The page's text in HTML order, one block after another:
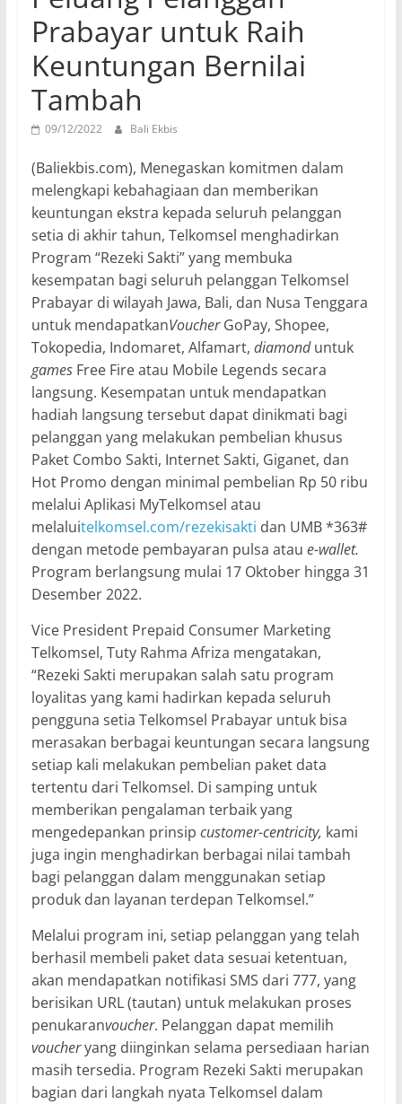
Prabayar untuk Raih
Keuntungan Bernilai
Tambah
09/12/2022 Bali Ekbis
(Baliekbis.com), Menegaskan komitmen dalam
melengkapi kebahagiaan dan memberikan
keuntungan ekstra kepada seluruh pelanggan
setia di akhir tahun, Telkomsel menghadirkan
Program “Rezeki Sakti” yang membuka
kesempatan bagi seluruh pelanggan Telkomsel
Prabayar di wilayah Jawa, Bali, dan Nusa Tenggara
untuk mendapatkanVoucherGoPay, Shopee,
Tokopedia, Indomaret, Alfamart, diamonduntuk
gamesFree Fire atau Mobile Legends secara
langsung. Kesempatan untuk mendapatkan
hadiah langsung tersebut dapat dinikmati bagi
pelanggan yang melakukan pembelian khusus
Paket Combo Sakti, Internet Sakti, Giganet, dan
Hot Promo dengan minimal pembelian Rp 50 ribu
melalui Aplikasi MyTelkomsel atau
melaluitelkomsel.com/rezekisakti dan UMB *363#
dengan metode pembayaran pulsa atau e-wallet.
Program berlangsung mulai 17 Oktober hingga 31
Desember 2022.
Vice President Prepaid Consumer Marketing
Telkomsel, Tuty Rahma Afriza mengatakan,
“Rezeki Sakti merupakan salah satu program
loyalitas yang kami hadirkan kepada seluruh
pengguna setia Telkomsel Prabayar untuk bisa
merasakan berbagai keuntungan secara langsung
setiap kali melakukan pembelian paket data
tertentu dari Telkomsel. Di samping untuk
memberikan pengalaman terbaik yang
mengedepankan prinsip customer-centricity, kami
juga ingin menghadirkan berbagai nilai tambah
bagi pelanggan dalam menggunakan setiap
produk dan layanan terdepan Telkomsel.”
Melalui program ini, setiap pelanggan yang telah
berhasil membeli paket data sesuai ketentuan,
akan mendapatkan notifikasi SMS dari 777, yang
berisikan URL (tautan) untuk melakukan proses
penukaranvoucher. Pelanggan dapat memilih
voucheryang diinginkan selama persediaan harian
masih tersedia. Program Rezeki Sakti merupakan
bagian dari langkah nyata Telkomsel dalam